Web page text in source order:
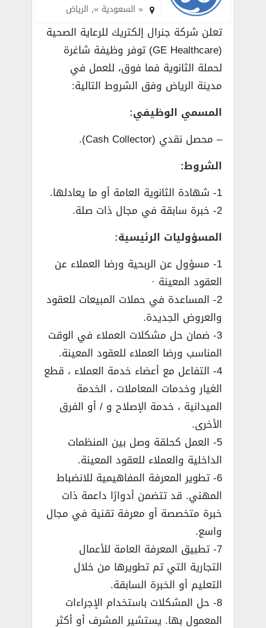
« السعودية », الرياض
تعلن شركة جنرال إلكتريك للرعاية الصحية
(GE Healthcare) توفر وظيفة شاغرة
لحملة الثانوية فما فوق، للعمل في
مدينة الرياض وفق الشروط التالية:
المسمي الوظيفي:
– محصل نقدي (Cash Collector).
الشروط:
1- شهادة الثانوية العامة أو ما يعادلها.
2- خبرة سابقة في مجال ذات صلة.
المسؤوليات الرئيسية:
1- مسؤول عن الربحية ورضا العملاء عن
العقود المعينة ·
2- المساعدة في حملات المبيعات للعقود
والعروض الجديدة.
3- ضمان حل مشكلات العملاء في الوقت
المناسب ورضا العملاء للعقود المعينة.
4- التفاعل مع أعضاء خدمة العملاء ، قطع
الغيار وخدمات المعاملات ، الخدمة
الميدانية ، خدمة الإصلاح و / أو الفرق
الأخرى.
5- العمل كحلقة وصل بين المنظمات
الداخلية والعملاء للعقود المعينة.
6- تطوير المعرفة المفاهيمية للانضباط
المهني. قد تتضمن أدوارًا داعمة ذات
خبرة متخصصة أو معرفة تقنية في مجال
واسع.
7- تطبيق المعرفة العامة للأعمال
التجارية التي تم تطويرها من خلال
التعليم أو الخبرة السابقة.
8- حل المشكلات باستخدام الإجراءات
المعمول بها. يستشير المشرف أو أكثر